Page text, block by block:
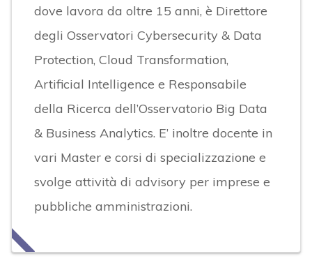
dove lavora da oltre 15 anni, è Direttore
degli Osservatori Cybersecurity & Data
Protection, Cloud Transformation,
Artificial Intelligence e Responsabile
della Ricerca dell’Osservatorio Big Data
& Business Analytics. E’ inoltre docente in
vari Master e corsi di specializzazione e
svolge attività di advisory per imprese e
pubbliche amministrazioni.